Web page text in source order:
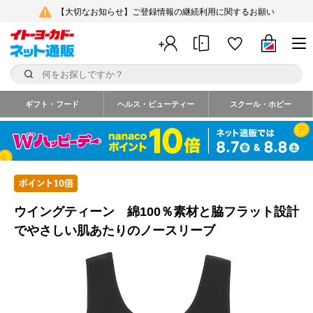
【大切なお知らせ】ご登録情報の継続利用に関するお願い
ギフト・フード ヘルス・ビューティー スクール・ホビー
ウイングティーン 綿100％素材と脇フラット設計
でやさしい肌あたりのノースリーブ